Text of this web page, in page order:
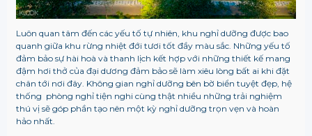
Luôn quan tâm đến các yếu tố tự nhiên, khu nghỉ dưỡng được bao
quanh giữa khu rừng nhiệt đới tươi tốt đầy màu sắc. Những yếu tố
đảm bảo sự hài hoà và thanh lịch kết hợp với những thiết kế mang
đậm hơi thở của đại dương đảm bảo sẽ làm xiêu lòng bất ai khi đặt
chân tới nơi đây. Không gian nghỉ dưỡng bên bờ biển tuyệt đẹp, hệ
thống phòng nghỉ tiện nghi cùng thật nhiều những trải nghiệm
thú vị sẽ góp phần tạo nên một kỳ nghỉ dưỡng trọn vẹn và hoàn
hảo nhất.